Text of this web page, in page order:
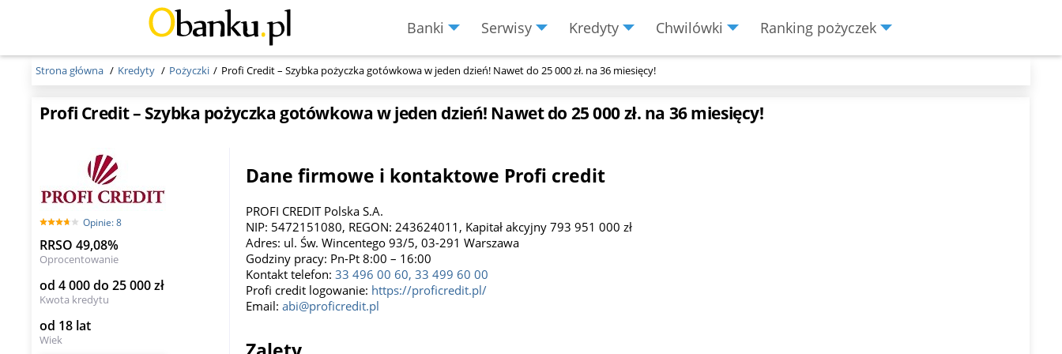
Banki Serwisy Kredyty Chwilówki Ranking pożyczek
Menu
Strona główna Kredyty Pożyczki Profi Credit – Szybka pożyczka gotówkowa w jeden dzień! Nawet do 25 000 zł. na 36 miesięcy!
Profi Credit – Szybka pożyczka gotówkowa w jeden dzień! Nawet do 25 000 zł. na 36 miesięcy!
Opinie: 8
RRSO 49,08%
Oprocentowanie
od 4 000 do 25 000 zł
Kwota kredytu
od 18 lat
Wiek
Dane firmowe i kontaktowe Profi credit
PROFI CREDIT Polska S.A.
NIP: 5472151080, REGON: 243624011, Kapitał akcyjny 793 951 000 zł
Adres: ul. Św. Wincentego 93/5, 03-291 Warszawa
Godziny pracy: Pn-Pt 8:00 – 16:00
Kontakt telefon: 33 496 00 60, 33 499 60 00
Profi credit logowanie: https://proficredit.pl/
Email: abi@proficredit.pl